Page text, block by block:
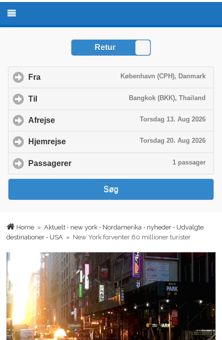
Home »Aktuelt • new york • Nordamerika • nyheder • Udvalgte
destinationer • USA » New York forventer 60 millioner turister